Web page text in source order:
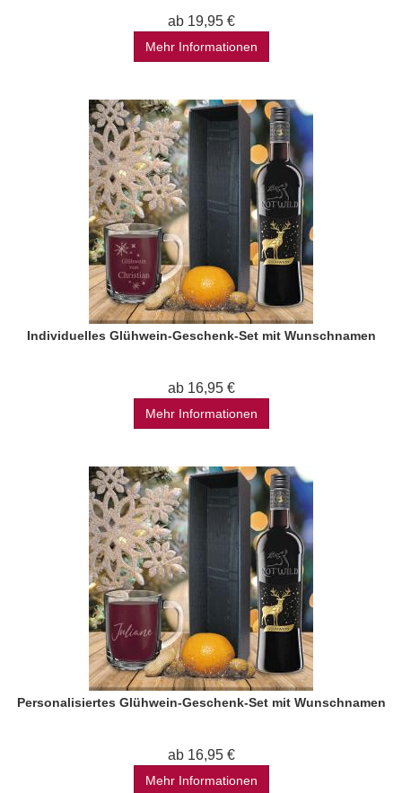
ab 19,95 €
Mehr Informationen
Individuelles Glühwein-Geschenk-Set mit Wunschnamen
ab 16,95 €
Mehr Informationen
Personalisiertes Glühwein-Geschenk-Set mit Wunschnamen
ab 16,95 €
Mehr Informationen